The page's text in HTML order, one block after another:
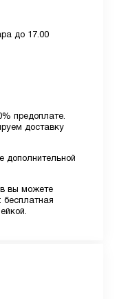
до 17.00
предоплате.
доставку
дополнительной
вы можете
бесплатная